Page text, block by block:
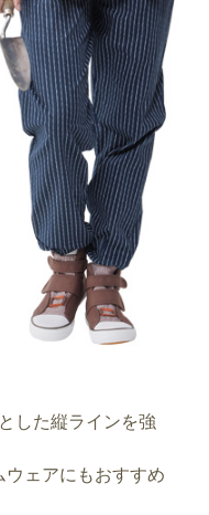
した縦ラインを強
ェアにもおすすめ